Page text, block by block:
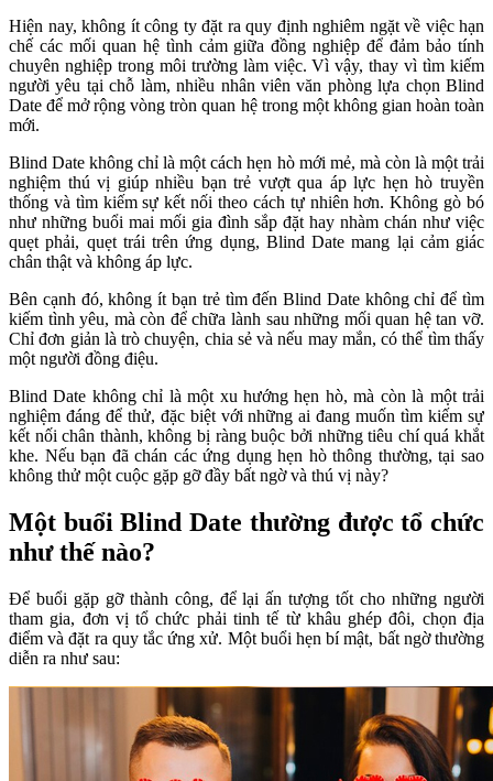
Hiện nay, không ít công ty đặt ra quy định nghiêm ngặt về việc hạn
chế các mối quan hệ tình cảm giữa đồng nghiệp để đảm bảo tính
chuyên nghiệp trong môi trường làm việc. Vì vậy, thay vì tìm kiếm
người yêu tại chỗ làm, nhiều nhân viên văn phòng lựa chọn Blind
Date để mở rộng vòng tròn quan hệ trong một không gian hoàn toàn
mới.
Blind Date không chỉ là một cách hẹn hò mới mẻ, mà còn là một trải
nghiệm thú vị giúp nhiều bạn trẻ vượt qua áp lực hẹn hò truyền
thống và tìm kiếm sự kết nối theo cách tự nhiên hơn. Không gò bó
như những buổi mai mối gia đình sắp đặt hay nhàm chán như việc
quẹt phải, quẹt trái trên ứng dụng, Blind Date mang lại cảm giác
chân thật và không áp lực.
Bên cạnh đó, không ít bạn trẻ tìm đến Blind Date không chỉ để tìm
kiếm tình yêu, mà còn để chữa lành sau những mối quan hệ tan vỡ.
Chỉ đơn giản là trò chuyện, chia sẻ và nếu may mắn, có thể tìm thấy
một người đồng điệu.
Blind Date không chỉ là một xu hướng hẹn hò, mà còn là một trải
nghiệm đáng để thử, đặc biệt với những ai đang muốn tìm kiếm sự
kết nối chân thành, không bị ràng buộc bởi những tiêu chí quá khắt
khe. Nếu bạn đã chán các ứng dụng hẹn hò thông thường, tại sao
không thử một cuộc gặp gỡ đầy bất ngờ và thú vị này?
Một buổi Blind Date thường được tổ chức
như thế nào?
Để buổi gặp gỡ thành công, để lại ấn tượng tốt cho những người
tham gia, đơn vị tổ chức phải tinh tế từ khâu ghép đôi, chọn địa
điểm và đặt ra quy tắc ứng xử. Một buổi hẹn bí mật, bất ngờ thường
diễn ra như sau: